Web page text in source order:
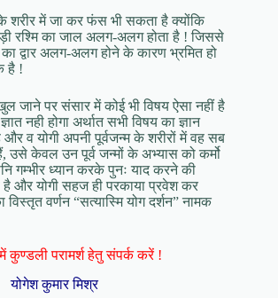
शरीर में जा कर फंस भी सकता है क्योंकि
रश्मि का जाल अलग-अलग होता है ! जिससे
द्वार अलग-अलग होने के कारण भ्रमित हो
है !
खुल जाने पर संसार में कोई भी विषय ऐसा नहीं है
नही होगा अर्थात सभी विषय का ज्ञान
और व योगी अपनी पूर्वजन्म के शरीरों में वह सब
उसे केवल उन पूर्व जन्मों के अभ्यास को कर्मो
गम्भीर ध्यान करके पुनः याद करने की
और योगी सहज ही परकाया प्रवेश कर
वर्णन “सत्यास्मि योग दर्शन” नामक
कुण्डली परामर्श हेतु संपर्क करें !
योगेश कुमार मिश्र